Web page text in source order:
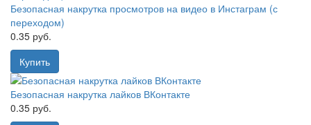
Безопасная накрутка просмотров на видео в Инстаграм (с
переходом)
0.35 руб.
Купить
Безопасная накрутка лайков ВКонтакте
0.35 руб.